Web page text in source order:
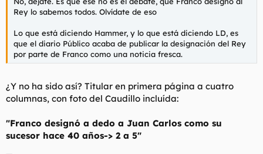
Rey lo sabemos todos. Olvídate de eso
Lo que está diciendo Hammer, y lo que está diciendo LD, es
que el diario Público acaba de publicar la designación del Rey
por parte de Franco como una noticia fresca.
¿Y no ha sido así? Titular en primera página a cuatro
columnas, con foto del Caudillo incluída:
"Franco designó a dedo a Juan Carlos como su
sucesor hace 40 años-> 2 a 5"